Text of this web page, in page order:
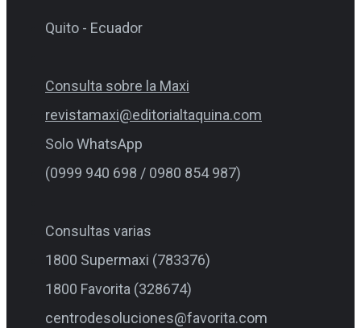
Quito - Ecuador
Consulta sobre la Maxi
revistamaxi@editorialtaquina.com
Solo WhatsApp
(0999 940 698 / 0980 854 987)
Consultas varias
1800 Supermaxi (783376)
1800 Favorita (328674)
centrodesoluciones@favorita.com